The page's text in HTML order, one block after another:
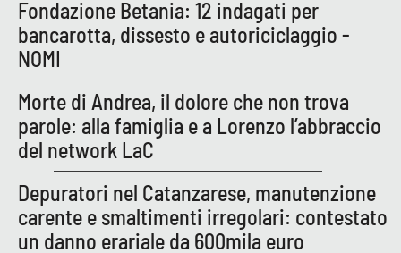
Fondazione Betania: 12 indagati per
bancarotta, dissesto e autoriciclaggio -
NOMI
Morte di Andrea, il dolore che non trova
parole: alla famiglia e a Lorenzo l’abbraccio
del network LaC
Depuratori nel Catanzarese, manutenzione
carente e smaltimenti irregolari: contestato
un danno erariale da 600mila euro